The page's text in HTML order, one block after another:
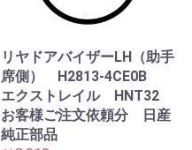
リヤドアバイザーLH（助手
席側） H2813-4CE0B
エクストレイル HNT32
お客様ご注文依頼分 日産
純正部品